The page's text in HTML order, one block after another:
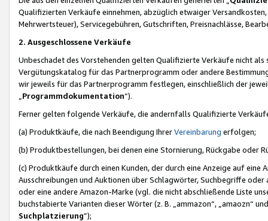
Qualifizierten Verkäufe einnehmen, abzüglich etwaiger
Mehrwertsteuer), Servicegebühren, Gutschriften, Preisnachlässe,
2. Ausgeschlossene Verkäufe
Unbeschadet des Vorstehenden gelten Qualifizierte Verkäufe nicht
Vergütungskatalog für das Partnerprogramm oder andere
wir jeweils für das Partnerprogramm festlegen, einschließlich der
Programmdokumentation“).
Ferner gelten folgende Verkäufe, die andernfalls Qualifizierte
(a) Produktkäufe, die nach Beendigung IhrerVereinbarung erfolgen;
(b) Produktbestellungen, bei denen eine Stornierung, Rückgabe oder
(c) Produktkäufe durch einen Kunden, der durch eine Anzeige auf
Ausschreibungen und Auktionen über Schlagwörter, Suchbegriffe
oder eine andere Amazon-Marke (vgl. die nicht abschließende Liste
buchstabierte Varianten dieser Wörter (z. B. „ammazon“, „amaozn“
Suchplatzierung”);